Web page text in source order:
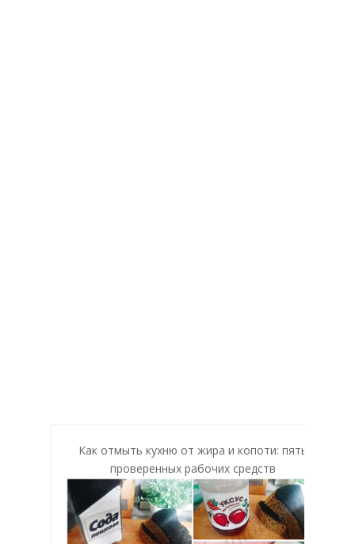
Как отмыть кухню от жира и копоти: пять
проверенных рабочих средств